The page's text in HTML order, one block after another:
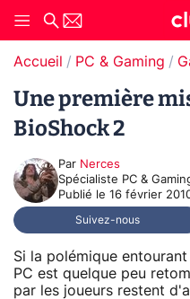
Accueil PC & Gaming
Une première
BioShock 2
Par Nerces
Spécialiste PC &
Publié le 16 février
Suivez-nous
Si la polémique
PC est quelque peu
par les joueurs restent